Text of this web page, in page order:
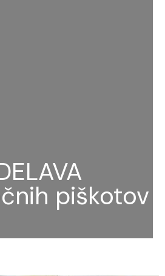
piškotov